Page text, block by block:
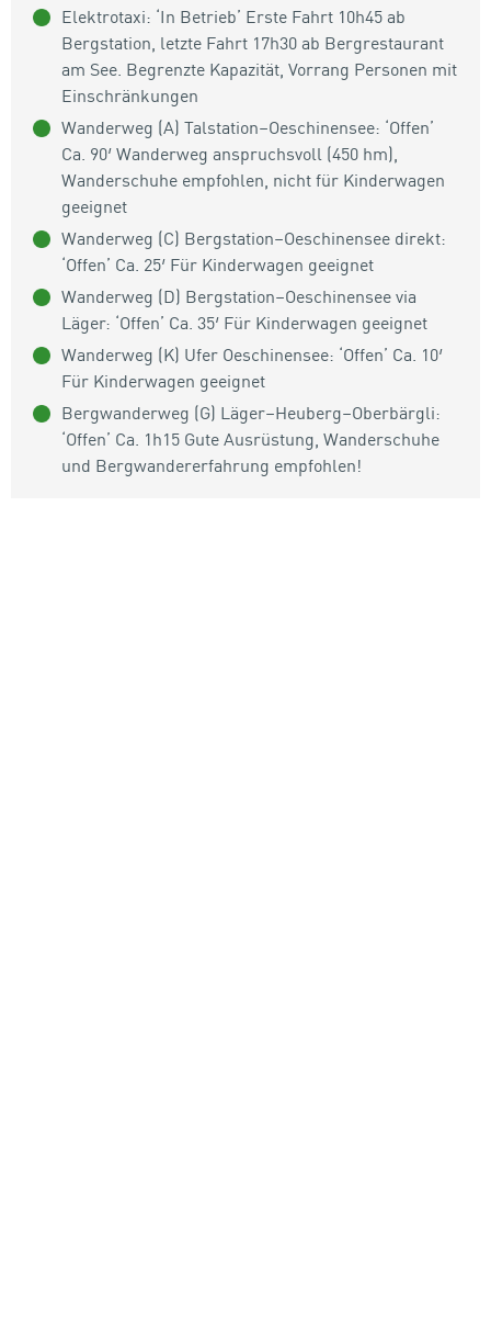
Elektrotaxi: ‘In Betrieb’ Erste Fahrt 10h45 ab
Bergstation, letzte Fahrt 17h30 ab Bergrestaurant
am See. Begrenzte Kapazität, Vorrang Personen mit
Einschränkungen
Wanderweg (A) Talstation–Oeschinensee: ‘Offen’
Ca. 90′ Wanderweg anspruchsvoll (450 hm),
Wanderschuhe empfohlen, nicht für Kinderwagen
geeignet
Wanderweg (C) Bergstation–Oeschinensee direkt:
‘Offen’ Ca. 25′ Für Kinderwagen geeignet
Wanderweg (D) Bergstation–Oeschinensee via
Läger: ‘Offen’ Ca. 35′ Für Kinderwagen geeignet
Wanderweg (K) Ufer Oeschinensee: ‘Offen’ Ca. 10′
Für Kinderwagen geeignet
Bergwanderweg (G) Läger–Heuberg–Oberbärgli:
‘Offen’ Ca. 1h15 Gute Ausrüstung, Wanderschuhe
und Bergwandererfahrung empfohlen!